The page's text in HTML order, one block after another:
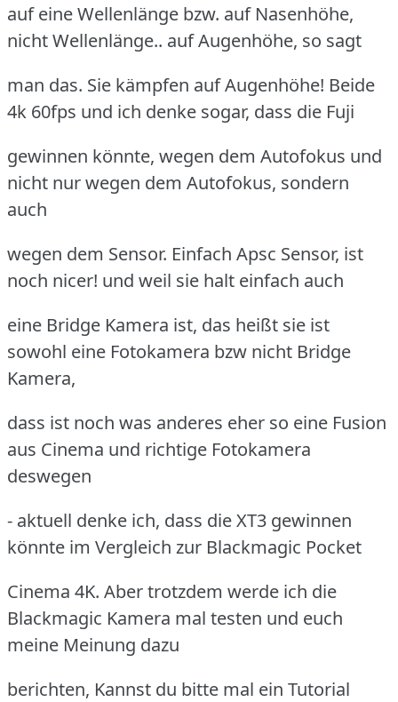
auf eine Wellenlänge bzw. auf Nasenhöhe,
nicht Wellenlänge.. auf Augenhöhe, so sagt
man das. Sie kämpfen auf Augenhöhe! Beide
4k 60fps und ich denke sogar, dass die Fuji
gewinnen könnte, wegen dem Autofokus und
nicht nur wegen dem Autofokus, sondern
auch
wegen dem Sensor. Einfach Apsc Sensor, ist
noch nicer! und weil sie halt einfach auch
eine Bridge Kamera ist, das heißt sie ist
sowohl eine Fotokamera bzw nicht Bridge
Kamera,
dass ist noch was anderes eher so eine Fusion
aus Cinema und richtige Fotokamera
deswegen
- aktuell denke ich, dass die XT3 gewinnen
könnte im Vergleich zur Blackmagic Pocket
Cinema 4K. Aber trotzdem werde ich die
Blackmagic Kamera mal testen und euch
meine Meinung dazu
berichten, Kannst du bitte mal ein Tutorial